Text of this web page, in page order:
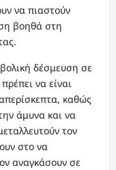
να πιαστούν
βοηθά στη
δέσμευση σε
να είναι
καθώς
άμυνα και να
τον
στο να
αναγκάσουν σε